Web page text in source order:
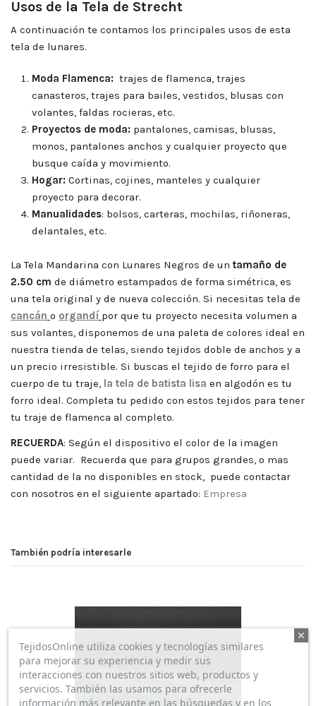
Usos de la Tela de Strecht
A continuación te contamos los principales usos de esta
tela de lunares.
Moda Flamenca: trajes de flamenca, trajes
canasteros, trajes para bailes, vestidos, blusas con
volantes, faldas rocieras, etc.
Proyectos de moda: pantalones, camisas, blusas,
monos, pantalones anchos y cualquier proyecto que
busque caída y movimiento.
Hogar: Cortinas, cojines, manteles y cualquier
proyecto para decorar.
Manualidades: bolsos, carteras, mochilas, riñoneras,
delantales, etc.
La Tela Mandarina con Lunares Negros de un tamaño de
2.50 cm de diámetro estampados de forma simétrica, es
una tela original y de nueva colección. Si necesitas tela de
cancán o organdí por que tu proyecto necesita volumen a
sus volantes, disponemos de una paleta de colores ideal en
nuestra tienda de telas, siendo tejidos doble de anchos y a
un precio irresistible. Si buscas el tejido de forro para el
cuerpo de tu traje, la tela de batista lisa en algodón es tu
forro ideal. Completa tu pedido con estos tejidos para tener
tu traje de flamenca al completo.
RECUERDA: Según el dispositivo el color de la imagen
puede variar. Recuerda que para grupos grandes, o mas
cantidad de la no disponibles en stock, puede contactar
con nosotros en el siguiente apartado: Empresa
También podría interesarle
TejidosOnline utiliza cookies y tecnologías similares
para mejorar su experiencia y medir sus
interacciones con nuestros sitios web, productos y
servicios. También las usamos para ofrecerle
información más relevante en las búsquedas y en los